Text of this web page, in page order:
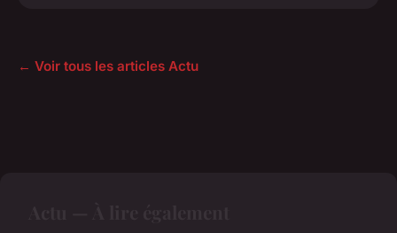
← Voir tous les articles Actu